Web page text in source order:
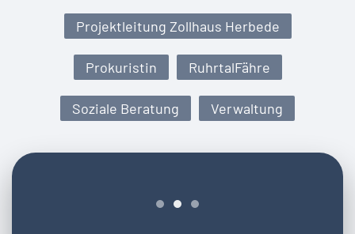
Projektleitung Zollhaus Herbede
Prokuristin RuhrtalFähre
Soziale Beratung Verwaltung